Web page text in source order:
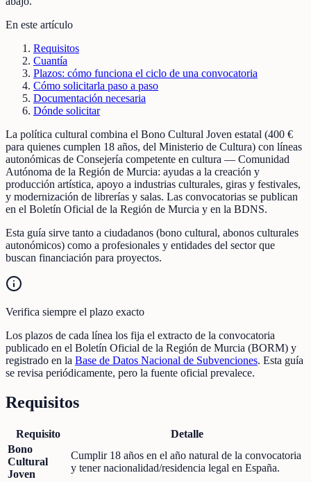
En este artículo
Requisitos
Cuantía
Plazos: cómo funciona el ciclo de una convocatoria
Cómo solicitarla paso a paso
Documentación necesaria
Dónde solicitar
La política cultural combina el Bono Cultural Joven estatal (400 €
para quienes cumplen 18 años, del Ministerio de Cultura) con líneas
autonómicas de Consejería competente en cultura — Comunidad
Autónoma de la Región de Murcia: ayudas a la creación y
producción artística, apoyo a industrias culturales, giras y festivales,
y modernización de librerías y salas. Las convocatorias se publican
en el Boletín Oficial de la Región de Murcia y en la BDNS.
Esta guía sirve tanto a ciudadanos (bono cultural, abonos culturales
autonómicos) como a profesionales y entidades del sector que
buscan financiación para proyectos.
Verifica siempre el plazo exacto
Los plazos de cada línea los fija el extracto de la convocatoria
publicado en el Boletín Oficial de la Región de Murcia (BORM) y
registrado en la Base de Datos Nacional de Subvenciones. Esta guía
se revisa periódicamente, pero la fuente oficial prevalece.
Requisitos
Requisito
Detalle
Bono
Cultural
Joven
Cumplir 18 años en el año natural de la convocatoria
y tener nacionalidad/residencia legal en España.